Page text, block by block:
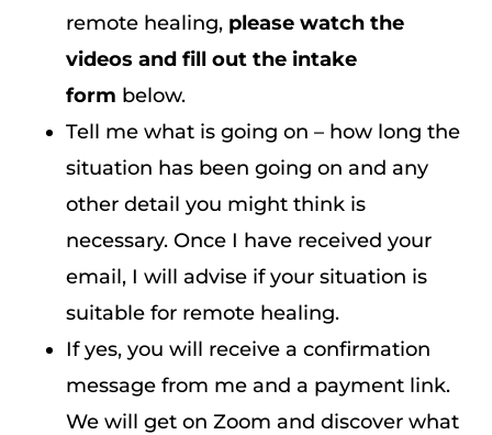
remote healing, please watch the
videos and fill out the intake
form below.
Tell me what is going on – how long the
situation has been going on and any
other detail you might think is
necessary. Once I have received your
email, I will advise if your situation is
suitable for remote healing.
If yes, you will receive a confirmation
message from me and a payment link.
We will get on Zoom and discover what